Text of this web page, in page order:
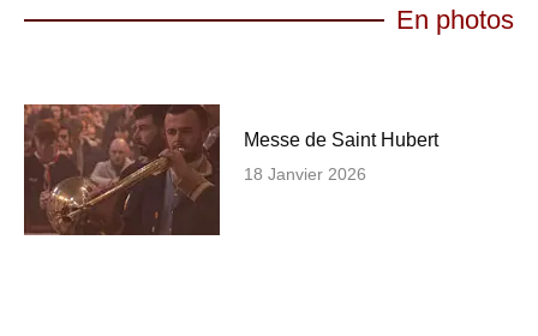
En photos
Messe de Saint Hubert
18 Janvier 2026